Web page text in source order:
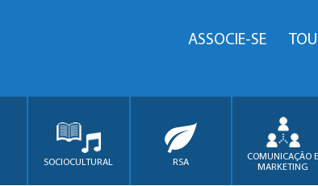
ASSOCIE-SE
SOCIOCULTURAL RSA
COMUNICAÇÃO E
MARKETING